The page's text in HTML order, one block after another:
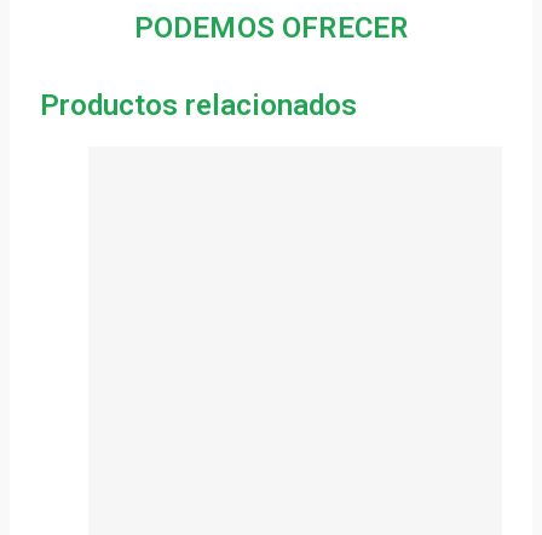
PODEMOS OFRECER
Productos relacionados